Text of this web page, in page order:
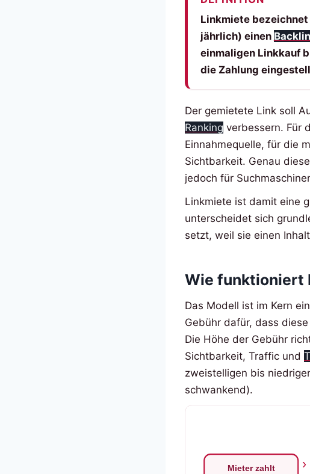
Linkmiete
jährlich) einen
einmaligen Linkkauf
die Zahlung
Der gemietete Link soll
Ranking verbessern. Für
Einnahmequelle, für die
Sichtbarkeit. Genau
jedoch für
Linkmiete ist damit eine
unterscheidet sich
setzt, weil sie einen
Wie funktioniert
Das Modell ist im Kern
Gebühr dafür, dass
Die Höhe der Gebühr
Sichtbarkeit, Traffic und
zweistelligen bis
schwankend).
Mieter zahlt ›